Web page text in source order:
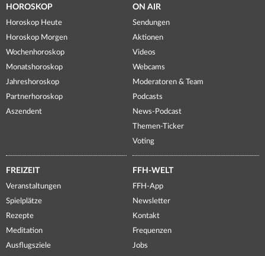
HOROSKOP
Horoskop Heute
Horoskop Morgen
Wochenhoroskop
Monatshoroskop
Jahreshoroskop
Partnerhoroskop
Aszendent
ON AIR
Sendungen
Aktionen
Videos
Webcams
Moderatoren & Team
Podcasts
News-Podcast
Themen-Ticker
Voting
FREIZEIT
Veranstaltungen
Spielplätze
Rezepte
Meditation
Ausflugsziele
FFH-WELT
FFH-App
Newsletter
Kontakt
Frequenzen
Jobs